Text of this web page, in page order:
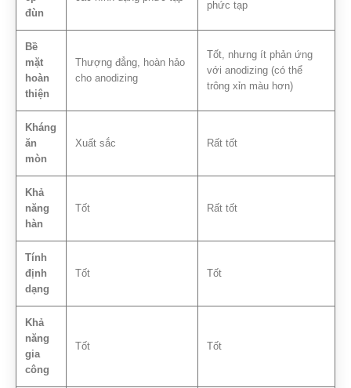
đùn
phức tạp
Bề
mặt
hoàn
thiện
Thượng đẳng, hoàn hảo
cho anodizing
Tốt, nhưng ít phản ứng
với anodizing (có thể
trông xỉn màu hơn)
Kháng
ăn
mòn
Xuất sắc Rất tốt
Khả
năng
hàn
Tốt Rất tốt
Tính
định
dạng
Tốt Tốt
Khả
năng
gia
công
Tốt Tốt